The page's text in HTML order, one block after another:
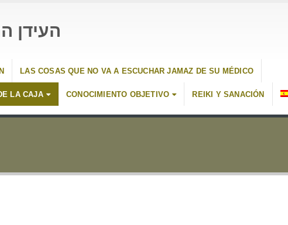
העידן
LAS COSAS QUE NO VA A ESCUCHAR JAMAZ DE SU MÉDICO
LA CAJA CONOCIMIENTO OBJETIVO REIKI Y SANACIÓN